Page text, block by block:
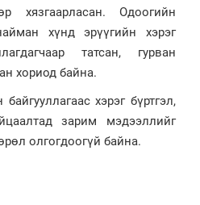
хязгаарласан. Одоогийн
хүнд эрүүгийн хэрэг
татсан, гурван
хориод байна.
хэрэг бүртгэл,
зарим мэдээллийг
олгогдоогүй байна.